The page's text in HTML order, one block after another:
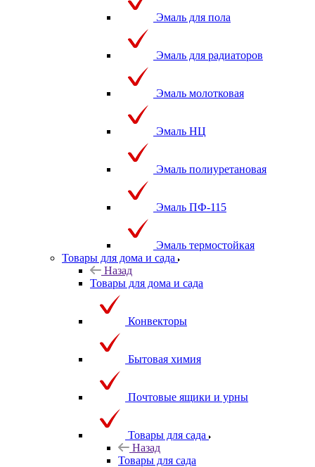
Эмаль для пола
Эмаль для радиаторов
Эмаль молотковая
Эмаль НЦ
Эмаль полиуретановая
Эмаль ПФ-115
Эмаль термостойкая
Товары для дома и сада
Назад
Товары для дома и сада
Конвекторы
Бытовая химия
Почтовые ящики и урны
Товары для сада
Назад
Товары для сада